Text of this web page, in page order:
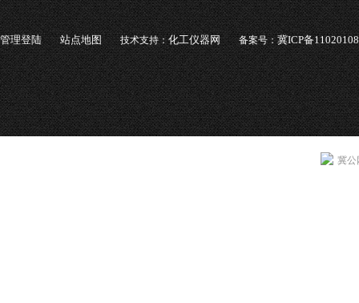
管理登陆 站点地图 技术支持：化工仪器网 备案号：冀ICP备
冀公